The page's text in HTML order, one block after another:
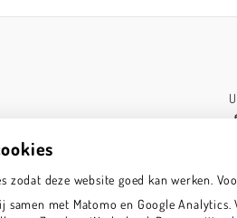
zodat deze website goed kan werken.
met Matomo en Google